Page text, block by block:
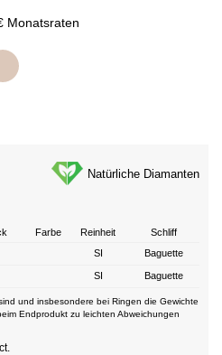
Monatsraten
Natürliche Diamanten
Farbe Reinheit
Schliff
SI Baguette
SI Baguette
und insbesondere bei Ringen die Gewichte
Endprodukt zu leichten Abweichungen